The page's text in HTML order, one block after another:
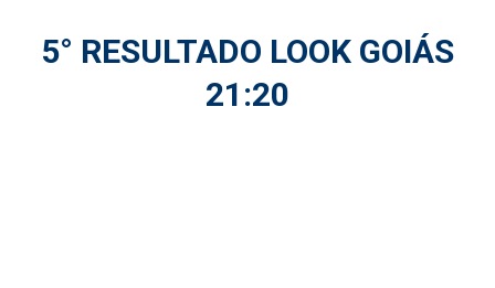
5° RESULTADO LOOK GOIÁS
21:20